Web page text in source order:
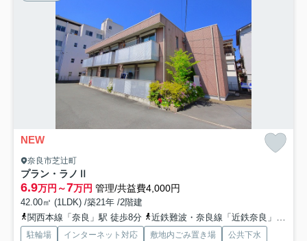
NEW
奈良市芝辻町
プラン・ラノⅡ
6.9万円～7万円 管理/共益費4,000円
42.00㎡ (1LDK) /築21年 /2階建
関西本線「奈良」駅 徒歩8分
近鉄難波・奈良線「近鉄奈良」駅 徒歩10分
駐輪場 インターネット対応 敷地内ごみ置き場 公共下水